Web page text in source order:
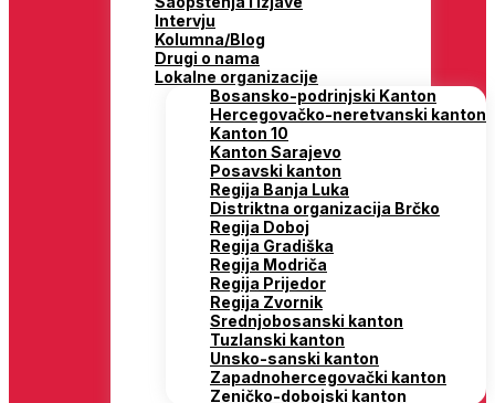
Intervju
Kolumna/Blog
Drugi o nama
Lokalne organizacije
Bosansko-podrinjski Kanton
Hercegovačko-neretvanski kanton
Kanton 10
Kanton Sarajevo
Posavski kanton
Regija Banja Luka
Distriktna organizacija Brčko
Regija Doboj
Regija Gradiška
Regija Modriča
Regija Prijedor
Regija Zvornik
Srednjobosanski kanton
Tuzlanski kanton
Unsko-sanski kanton
Zapadnohercegovački kanton
Zeničko-dobojski kanton